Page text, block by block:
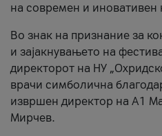
на современ и иновативен
Во знак на признание за
и зајакнувањето на
директорот на НУ
врачи симболична
извршен директор на A1
Мирчев.